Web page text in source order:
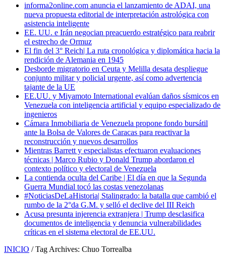
informa2online.com anuncia el lanzamiento de ADAI, una
nueva propuesta editorial de interpretación astrológica con
asistencia inteligente
EE. UU. e Irán negocian preacuerdo estratégico para reabrir
el estrecho de Ormuz
El fin del 3° Reich| La ruta cronológica y diplomática hacia la
rendición de Alemania en 1945
Desborde migratorio en Ceuta y Melilla desata despliegue
conjunto militar y policial urgente, así como advertencia
tajante de la UE
EE.UU. y Miyamoto International evalúan daños sísmicos en
Venezuela con inteligencia artificial y equipo especializado de
ingenieros
Cámara Inmobiliaria de Venezuela propone fondo bursátil
ante la Bolsa de Valores de Caracas para reactivar la
reconstrucción y nuevos desarrollos
Mientras Barrett y especialistas efectuaron evaluaciones
técnicas | Marco Rubio y Donald Trump abordaron el
contexto político y electoral de Venezuela
La contienda oculta del Caribe | El día en que la Segunda
Guerra Mundial tocó las costas venezolanas
#NoticiasDeLaHistoria| Stalingrado: la batalla que cambió el
rumbo de la 2°da G.M. y selló el declive del III Reich
Acusa presunta injerencia extranjera | Trump desclasifica
documentos de inteligencia y denuncia vulnerabilidades
críticas en el sistema electoral de EE.UU.
INICIO / Tag Archives: Chuo Torrealba